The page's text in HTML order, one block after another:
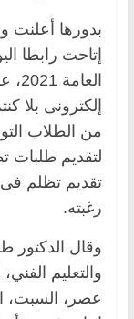
بدورها أعلنت
إتاحت رابطا
إلكترونى بلا
من الطلاب
لتقديم طلبات
تقديم تظلم
رغبته.
وقال الدكتور
والتعليم